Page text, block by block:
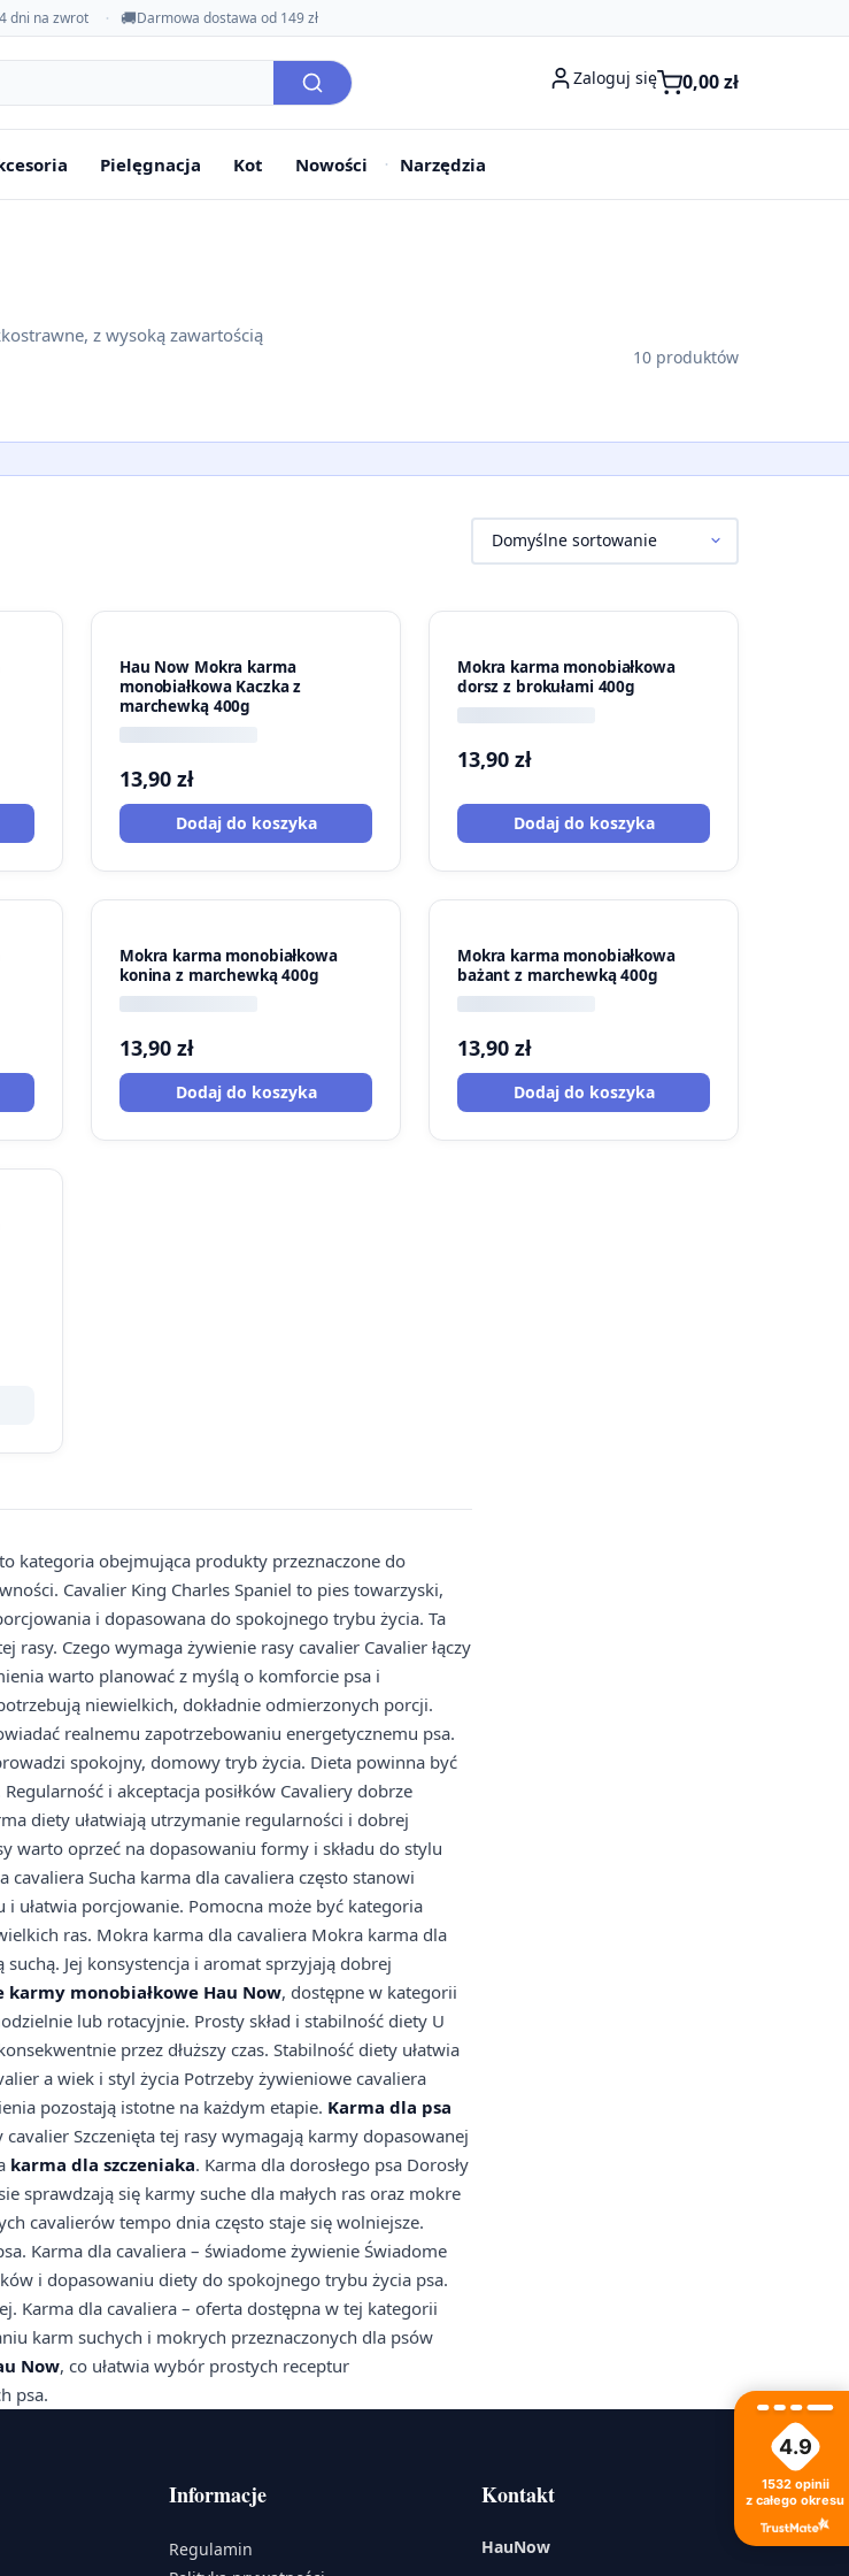
dni na zwrot 🚚Darmowa dostawa od 149 zł
Zaloguj się 0,00zł
Pielęgnacja Kot Nowości Narzędzia
z wysoką zawartością
10 produktów
Hau Now Mokra karma
monobiałkowa Kaczka z
marchewką 400g
13,90 zł
Dodaj do koszyka
Mokra karma monobiałkowa
dorsz z brokułami 400g
13,90 zł
Dodaj do koszyka
Mokra karma monobiałkowa
konina z marchewką 400g
13,90 zł
Dodaj do koszyka
Mokra karma monobiałkowa
bażant z marchewką 400g
13,90 zł
Dodaj do koszyka
to kategoria obejmująca produkty przeznaczone do
Cavalier King Charles Spaniel to pies towarzyski,
i dopasowana do spokojnego trybu życia. Ta
Czego wymaga żywienie rasy cavalier Cavalier łączy
warto planować z myślą o komforcie psa i
niewielkich, dokładnie odmierzonych porcji.
realnemu zapotrzebowaniu energetycznemu psa.
spokojny, domowy tryb życia. Dieta powinna być
i akceptacja posiłków Cavaliery dobrze
diety ułatwiają utrzymanie regularności i dobrej
warto oprzeć na dopasowaniu formy i składu do stylu
Sucha karma dla cavaliera często stanowi
ułatwia porcjowanie. Pomocna może być kategoria
ras. Mokra karma dla cavaliera Mokra karma dla
Jej konsystencja i aromat sprzyjają dobrej
karmy monobiałkowe Hau Now, dostępne w kategorii
lub rotacyjnie. Prosty skład i stabilność diety U
przez dłuższy czas. Stabilność diety ułatwia
a wiek i styl życia Potrzeby żywieniowe cavaliera
pozostają istotne na każdym etapie. Karma dla psa
Szczenięta tej rasy wymagają karmy dopasowanej
karma dla szczeniaka. Karma dla dorosłego psa Dorosły
sprawdzają się karmy suche dla małych ras oraz mokre
cavalierów tempo dnia często staje się wolniejsze.
Karma dla cavaliera – świadome żywienie Świadome
i dopasowaniu diety do spokojnego trybu życia psa.
Karma dla cavaliera – oferta dostępna w tej kategorii
karm suchych i mokrych przeznaczonych dla psów
Now, co ułatwia wybór prostych receptur
psa.
Informacje
Regulamin
Kontakt
HauNow
4.9
1532 opinii
z całego okresu